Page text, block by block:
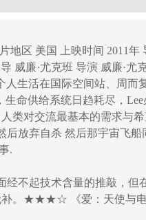
地区 美国 上映时间 2011年
威廉·尤克班 导演 威廉·尤
人生活在国际空间站、周而
命供给系统日趋耗尽，
对交流最基本的需求与希
后放弃自杀 然后那宇宙飞
.
不起技术含量的推敲，但
补。★★★☆ 《爱：天使与